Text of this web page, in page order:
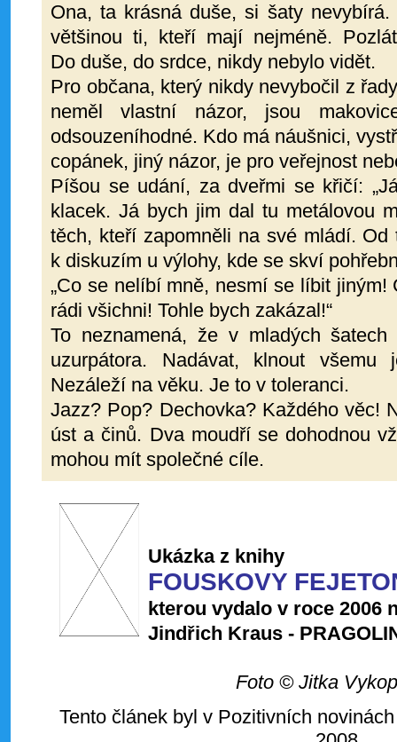
Ona, ta krásná duše, si šaty
většinou ti, kteří mají nejméně.
Do duše, do srdce, nikdy nebylo vidět.
Pro občana, který nikdy nevybočil z
neměl vlastní názor, jsou
odsouzeníhodné. Kdo má náušnici,
copánek, jiný názor, je pro veřejnost
Píšou se udání, za dveřmi se křičí:
klacek. Já bych jim dal tu metálovou
těch, kteří zapomněli na své mládí.
k diskuzím u výlohy, kde se skví
„Co se nelíbí mně, nesmí se líbit
rádi všichni! Tohle bych zakázal!“
To neznamená, že v mladých
uzurpátora. Nadávat, klnout všemu
Nezáleží na věku. Je to v toleranci.
Jazz? Pop? Dechovka? Každého věc!
úst a činů. Dva moudří se dohodnou
mohou mít společné cíle.
Ukázka z knihy
FOUSKOVY
kterou vydalo v roce 2006
Jindřich Kraus -
Foto © Jitka
Tento článek byl v Pozitivních